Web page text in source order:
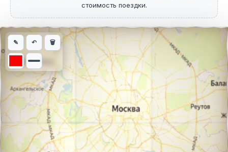
стоимость поездки.
Интерактивная карта автомобильного маршрута из города
✎ ↶ 🗑